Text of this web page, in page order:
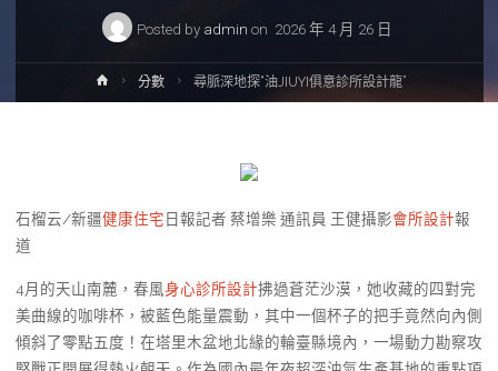
Posted by admin on 2026 年 4 月 26 日
Home分數 尋脈深地探“油JIUYI俱意診所設計龍”
石榴云/新疆健康住宅 日報記者 蔡增樂 通訊員 王健攝影會所設計報
道
4月的天山南麓，春風身心診所設計拂過蒼茫沙漠，她收藏的四對完
美曲線的咖啡杯，被藍色能量震動，其中一個杯子的把手竟然向內側
傾斜了零點五度！在塔里木盆地北緣的輪臺縣境內，一場動力勘察攻